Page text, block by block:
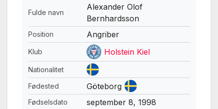
Fulde navn
Alexander Olof
Bernhardsson
Position Angriber
Klub Holstein Kiel
Nationalitet
Fødested
Göteborg
Fødselsdato september 8, 1998